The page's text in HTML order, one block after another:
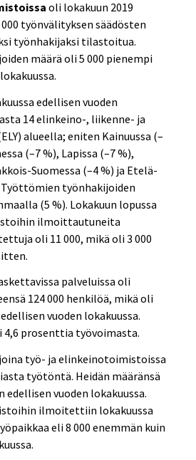
oli lokakuun 2019
työnvälityksen säädösten
työnhakijaksi tilastoitua.
määrä oli 5 000 pienempi
edellisen vuoden
14 elinkeino-, liikenne- ja
alueella; eniten Kainuussa (–
(–7 %), Lapissa (–7 %),
Suomessa (–4 %) ja Etelä-
työnhakijoiden
(5 %). Lokakuun lopussa
ilmoittautuneita
oli 11 000, mikä oli 3 000
palveluissa oli
124 000 henkilöä, mikä oli
vuoden lokakuussa.
4,6 prosenttia työvoimasta.
työ- ja elinkeinotoimistoissa
työtöntä. Heidän määränsä
edellisen vuoden lokakuussa.
ilmoitettiin lokakuussa
eli 8 000 enemmän kuin